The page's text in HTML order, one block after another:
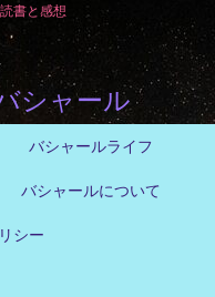
書と感想
シャール
バシャールライフ
バシャールについて
シー